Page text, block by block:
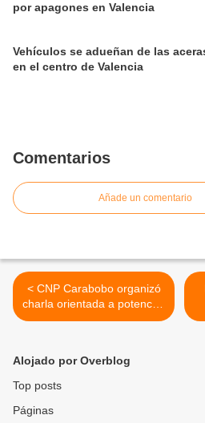
por apagones en Valencia
Vehículos se adueñan de las
en el centro de Valencia
Comentarios
Añade un comentario
< CNP Carabobo organizó
charla orientada a potenciar
el talento de los periodistas
Alojado por Overblog
Top posts
Páginas